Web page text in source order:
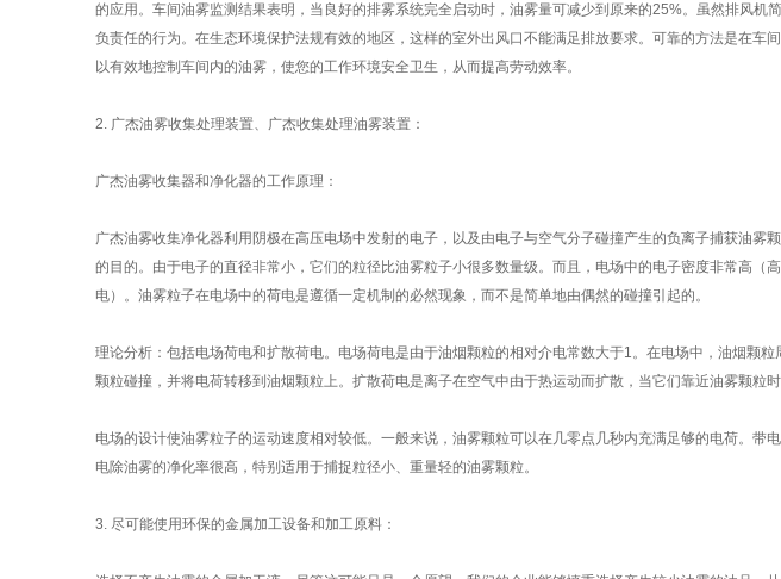
的应用。车间油雾监测结果表明，当良好的排雾系统完全启动时，油雾量可减少到原来的25%。虽然排风机
负责任的行为。在生态环境保护法规有效的地区，这样的室外出风口不能满足排放要求。可靠的方法是在
以有效地控制车间内的油雾，使您的工作环境安全卫生，从而提高劳动效率。
2. 广杰油雾收集处理装置、广杰收集处理油雾装置：
广杰油雾收集器和净化器的工作原理：
广杰油雾收集净化器利用阴极在高压电场中发射的电子，以及由电子与空气分子碰撞产生的负离子捕获油
的目的。由于电子的直径非常小，它们的粒径比油雾粒子小很多数量级。而且，电场中的电子密度非常高（
电）。油雾粒子在电场中的荷电是遵循一定机制的必然现象，而不是简单地由偶然的碰撞引起的。
理论分析：包括电场荷电和扩散荷电。电场荷电是由于油烟颗粒的相对介电常数大于1。在电场中，油烟颗
颗粒碰撞，并将电荷转移到油烟颗粒上。扩散荷电是离子在空气中由于热运动而扩散，当它们靠近油雾颗粒
电场的设计使油雾粒子的运动速度相对较低。一般来说，油雾颗粒可以在几零点几秒内充满足够的电荷。带
电除油雾的净化率很高，特别适用于捕捉粒径小、重量轻的油雾颗粒。
3. 尽可能使用环保的金属加工设备和加工原料：